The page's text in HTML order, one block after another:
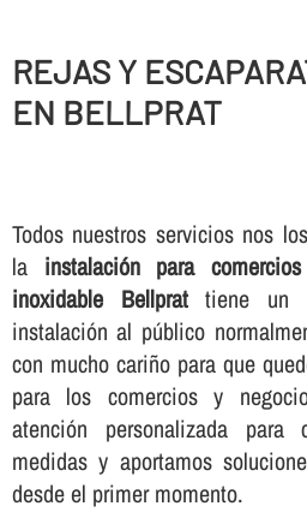
REJAS Y
EN BELLPRAT
Todos nuestros servicios nos
la instalación para
inoxidable Bellprattiene un
instalación al público
con mucho cariño para que
para los comercios y
atención personalizada para
medidas y aportamos
desde el primer momento.